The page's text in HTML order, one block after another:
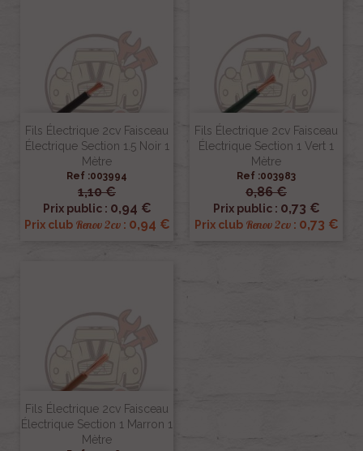
Fils Électrique 2cv Faisceau
Électrique Section 1.5 Noir 1
Mètre
Ref :003994
1,10 €
Prix public : 0,94 €
Prix club Renov 2cv: 0,94 €
Fils Électrique 2cv Faisceau
Électrique Section 1 Vert 1
Mètre
Ref :003983
0,86 €
Prix public : 0,73 €
Prix club Renov 2cv: 0,73 €
Fils Électrique 2cv Faisceau
Électrique Section 1 Marron 1
Mètre